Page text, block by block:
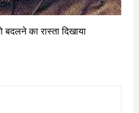
बदलने का रास्ता दिखाया